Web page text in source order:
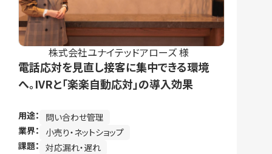
株式会社ユナイテッドアローズ 様
電話応対を見直し接客に集中できる環境
へ。IVRと「楽楽自動応対」の導入効果
用途：
問い合わせ管理
業界：
小売り・ネットショップ
課題： 対応漏れ・遅れ